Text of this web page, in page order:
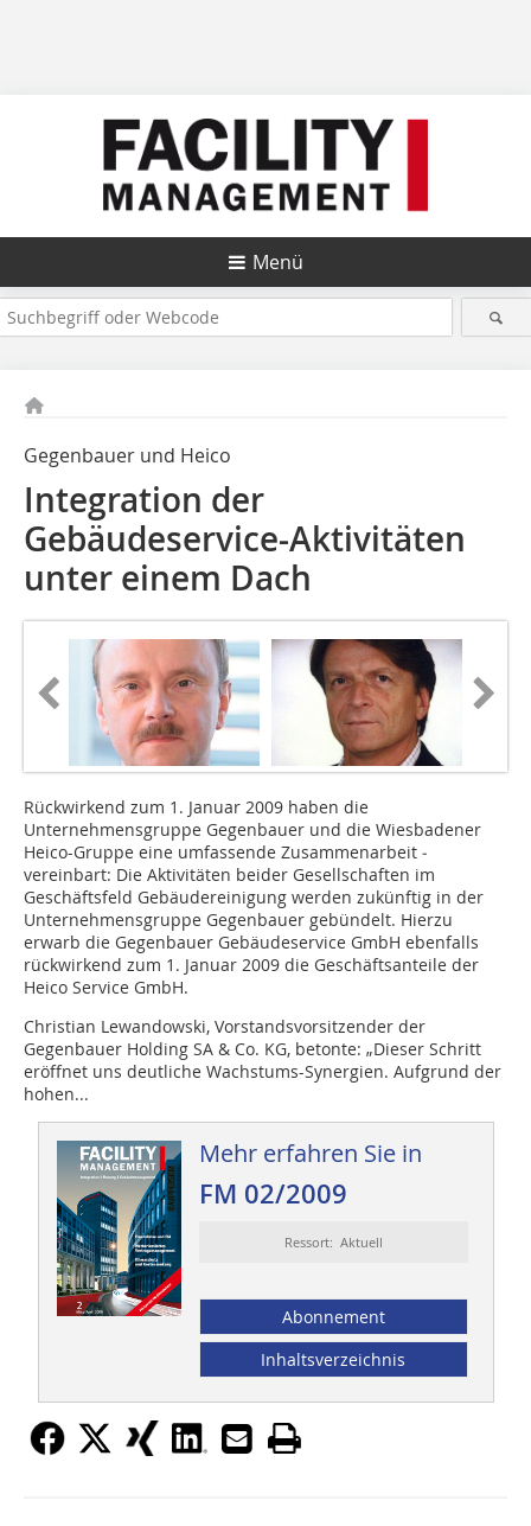
Menü
Gegenbauer und Heico
Integration der
Gebäudeservice-Aktivitäten
unter einem Dach
Rückwirkend zum 1. Januar 2009 haben die
Unternehmensgruppe Gegenbauer und die Wiesbadener
Heico-Gruppe ­eine umfassende Zusammenarbeit ­
vereinbart: Die Aktivitäten beider ­Gesellschaften im
Geschäftsfeld Gebäudereinigung werden zukünftig in der
Unternehmensgruppe Gegenbauer gebündelt. Hierzu
erwarb die Gegenbauer Gebäudeservice GmbH ebenfalls
rückwirkend zum 1. Januar 2009 die Geschäftsanteile der
Heico Service GmbH.
Christian Lewandowski, Vorstandsvorsitzender der
Gegenbauer Holding SA & Co. KG, betonte: „Dieser Schritt
eröffnet uns deutliche Wachstums-Synergien. Aufgrund der
hohen...
Mehr erfahren Sie in
FM 02/2009
Ressort: Aktuell
Abonnement
Inhaltsverzeichnis